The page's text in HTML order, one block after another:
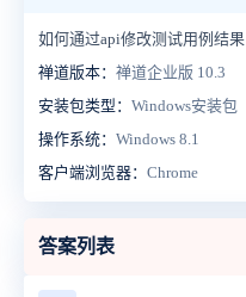
如何通过api修改测试用例结果
禅道版本： 禅道企业版 10.3
安装包类型： Windows安装包
操作系统： Windows 8.1
客户端浏览器： Chrome
答案列表